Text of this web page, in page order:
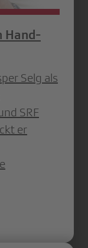
Hand-
Selg als
SRF
er